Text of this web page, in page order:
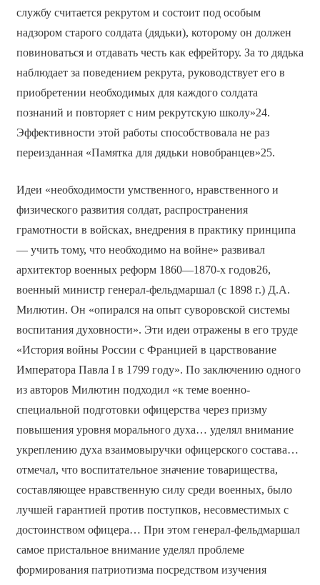
службу считается рекрутом и состоит под особым
надзором старого солдата (дядьки), которому он должен
повиноваться и отдавать честь как ефрейтору. За то дядька
наблюдает за поведением рекрута, руководствует его в
приобретении необходимых для каждого солдата
познаний и повторяет с ним рекрутскую школу»24.
Эффективности этой работы способствовала не раз
переизданная «Памятка для дядьки новобранцев»25.
Идеи «необходимости умственного, нравственного и
физического развития солдат, распространения
грамотности в войсках, внедрения в практику принципа
— учить тому, что необходимо на войне» развивал
архитектор военных реформ 1860—1870-х годов26,
военный министр генерал-фельдмаршал (с 1898 г.) Д.А.
Милютин. Он «опирался на опыт суворовской системы
воспитания духовности». Эти идеи отражены в его труде
«История войны России с Францией в царствование
Императора Павла I в 1799 году». По заключению одного
из авторов Милютин подходил «к теме военно-
специальной подготовки офицерства через призму
повышения уровня морального духа… уделял внимание
укреплению духа взаимовыручки офицерского состава…
отмечал, что воспитательное значение товарищества,
составляющее нравственную силу среди военных, было
лучшей гарантией против поступков, несовместимых с
достоинством офицера… При этом генерал-фельдмаршал
самое пристальное внимание уделял проблеме
формирования патриотизма посредством изучения